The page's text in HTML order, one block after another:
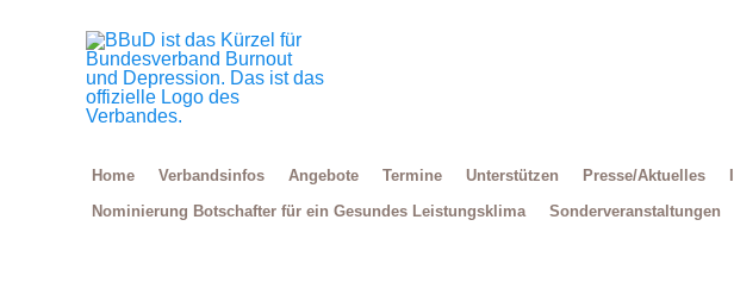
Home Verbandsinfos Angebote Termine Unterstützen Presse/Aktuelles
Nominierung Botschafter für ein Gesundes Leistungsklima
Sonderveranstaltungen